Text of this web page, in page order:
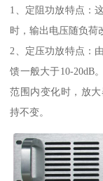
1、定阻功放特点：
时，输出电压随负荷
2、定压功放特点：
馈一般大于10-20dB
范围内变化时，放
持不变。